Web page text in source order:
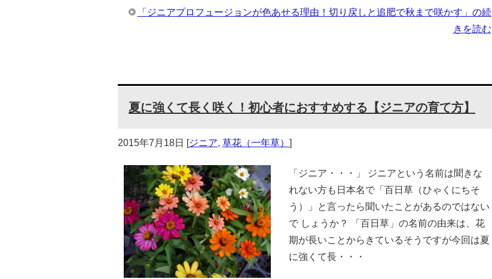
「ジニアプロフュージョンが色あせる理由！切り戻しと追肥で秋まで咲かす」の続
きを読む
夏に強くて長く咲く！初心者におすすめする【ジニアの育て方】
2015年7月18日 [ジニア, 草花（一年草） ]
「ジニア・・・」 ジニアという名前は聞きな
れない方も日本名で「百日草（ひゃくにちそ
う）」と言ったら聞いたことがあるのではない
で しょうか？ 「百日草」の名前の由来は、花
期が長いことからきているそうですが今回は夏
に強くて長・・・